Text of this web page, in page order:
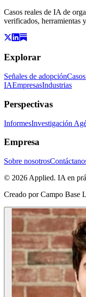
Casos reales de IA de
verificados, herramientas
Explorar
Señales de adopción
IAEmpresasIndustrias
Perspectivas
InformesInvestigación
Empresa
Sobre nosotros
© 2026 Applied. IA en
Creado por Campo Base